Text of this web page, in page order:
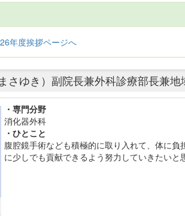
年度挨拶ページへ
さゆき）副院長兼外科診療部長兼
・専門分野
消化器外科
・ひとこと
腹腔鏡手術なども積極的に取り入れて、体に
に少しでも貢献できるよう努力していきたいと